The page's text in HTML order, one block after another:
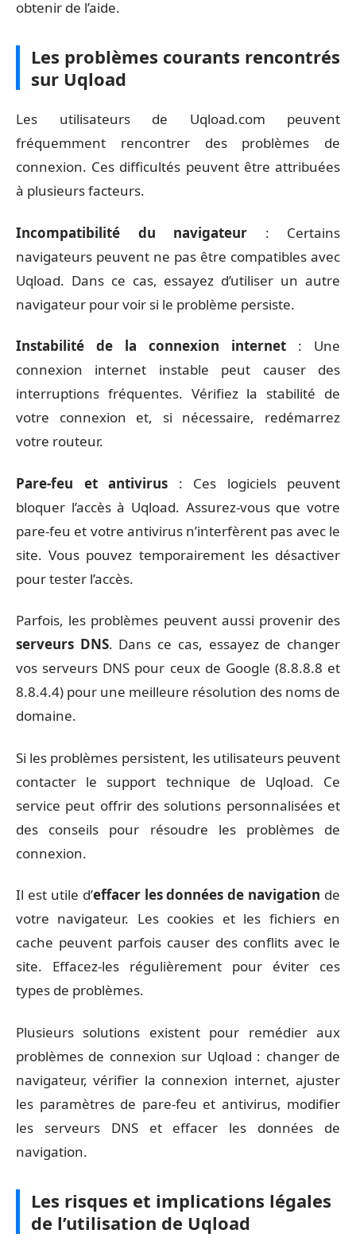
obtenir de l’aide.
Les problèmes courants rencontrés
sur Uqload
Les utilisateurs de Uqload.com peuvent
fréquemment rencontrer des problèmes de
connexion. Ces difficultés peuvent être attribuées
à plusieurs facteurs.
Incompatibilité du navigateur : Certains
navigateurs peuvent ne pas être compatibles avec
Uqload. Dans ce cas, essayez d’utiliser un autre
navigateur pour voir si le problème persiste.
Instabilité de la connexion internet : Une
connexion internet instable peut causer des
interruptions fréquentes. Vérifiez la stabilité de
votre connexion et, si nécessaire, redémarrez
votre routeur.
Pare-feu et antivirus : Ces logiciels peuvent
bloquer l’accès à Uqload. Assurez-vous que votre
pare-feu et votre antivirus n’interfèrent pas avec le
site. Vous pouvez temporairement les désactiver
pour tester l’accès.
Parfois, les problèmes peuvent aussi provenir des
serveurs DNS. Dans ce cas, essayez de changer
vos serveurs DNS pour ceux de Google (8.8.8.8 et
8.8.4.4) pour une meilleure résolution des noms de
domaine.
Si les problèmes persistent, les utilisateurs peuvent
contacter le support technique de Uqload. Ce
service peut offrir des solutions personnalisées et
des conseils pour résoudre les problèmes de
connexion.
Il est utile d’effacer les données de navigation de
votre navigateur. Les cookies et les fichiers en
cache peuvent parfois causer des conflits avec le
site. Effacez-les régulièrement pour éviter ces
types de problèmes.
Plusieurs solutions existent pour remédier aux
problèmes de connexion sur Uqload : changer de
navigateur, vérifier la connexion internet, ajuster
les paramètres de pare-feu et antivirus, modifier
les serveurs DNS et effacer les données de
navigation.
Les risques et implications légales
de l’utilisation de Uqload